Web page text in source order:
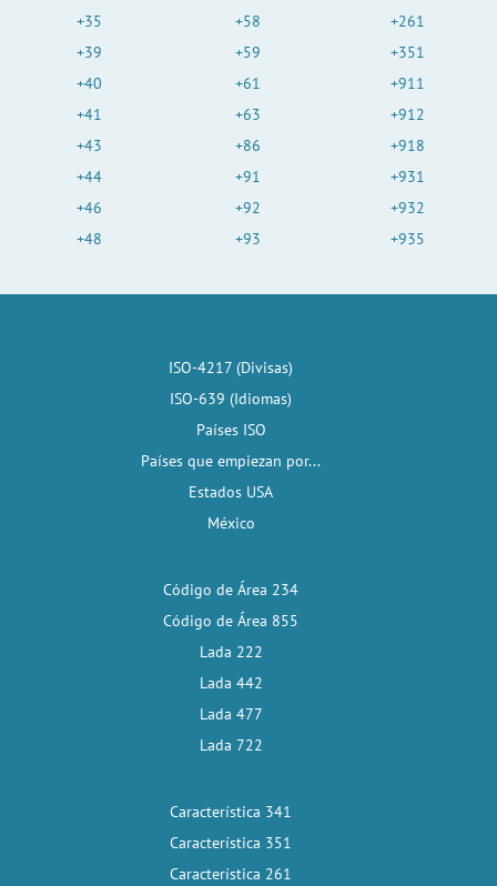
+35
+39
+40
+41
+43
+44
+46
+48
+58
+59
+61
+63
+86
+91
+92
+93
+261
+351
+911
+912
+918
+931
+932
+935
ISO-4217 (Divisas)
ISO-639 (Idiomas)
Países ISO
Países que empiezan por...
Estados USA
México
Código de Área 234
Código de Área 855
Lada 222
Lada 442
Lada 477
Lada 722
Característica 341
Característica 351
Característica 261